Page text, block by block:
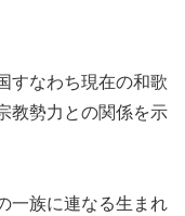
すなわち現在の和歌
教勢力との関係を示
一族に連なる生まれ